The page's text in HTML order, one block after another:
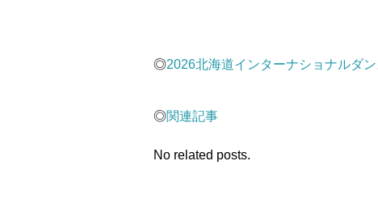
◎2026北海道インターナショナルダ
◎関連記事
No related posts.